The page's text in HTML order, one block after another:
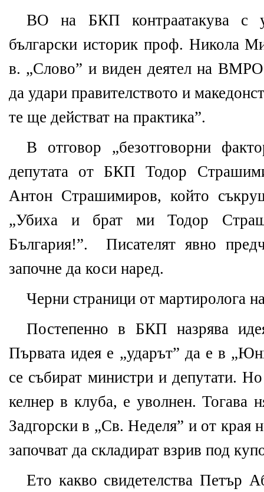
ВО на БКП контраатакува с
български историк проф. Никола
в. „Слово” и виден деятел на
да удари правителството и
те ще действат на практика”.
В отговор „безотговорни
депутата от БКП Тодор
Антон Страшимиров, който
„Убиха и брат ми Тодор
България!”. Писателят явно
започне да коси наред.
Черни страници от мартиролога
Постепенно в БКП назрява
Първата идея е „ударът” да е в
се събират министри и депутати.
келнер в клуба, е уволнен. Тогава
Задгорски в „Св. Неделя” и от края
започват да складират взрив под
Ето какво свидетелства Петър